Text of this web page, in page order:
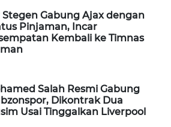
Stegen Gabung Ajax dengan
Pinjaman, Incar
Kembali ke Timnas
Salah Resmi Gabung
Dikontrak Dua
Usai Tinggalkan Liverpool